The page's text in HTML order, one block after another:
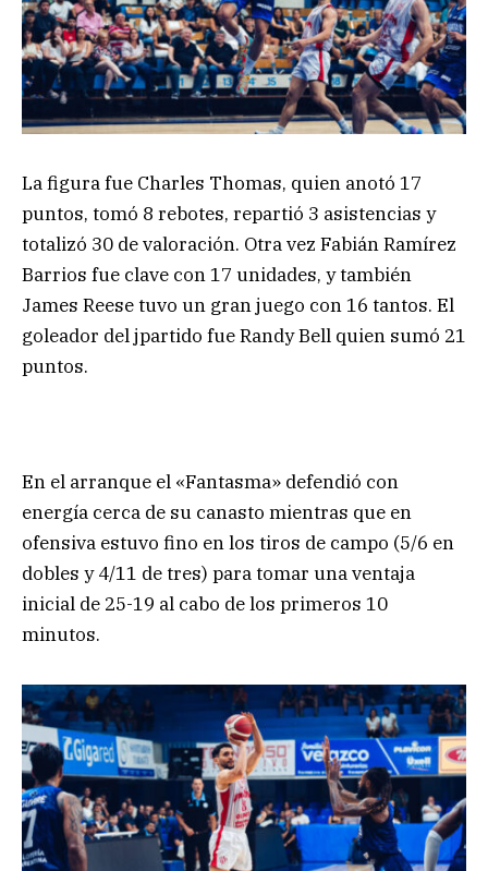
La figura fue Charles Thomas, quien anotó 17
puntos, tomó 8 rebotes, repartió 3 asistencias y
totalizó 30 de valoración. Otra vez Fabián Ramírez
Barrios fue clave con 17 unidades, y también
James Reese tuvo un gran juego con 16 tantos. El
goleador del jpartido fue Randy Bell quien sumó 21
puntos.
En el arranque el «Fantasma» defendió con
energía cerca de su canasto mientras que en
ofensiva estuvo fino en los tiros de campo (5/6 en
dobles y 4/11 de tres) para tomar una ventaja
inicial de 25-19 al cabo de los primeros 10
minutos.